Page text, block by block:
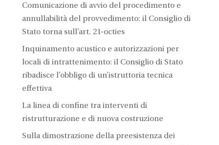
Comunicazione di avvio del procedimento e
annullabilità del provvedimento: il Consiglio di
Stato torna sull’art. 21-octies
Inquinamento acustico e autorizzazioni per
locali di intrattenimento: il Consiglio di Stato
ribadisce l’obbligo di un’istruttoria tecnica
effettiva
La linea di confine tra interventi di
ristrutturazione e di nuova costruzione
Sulla dimostrazione della preesistenza dei